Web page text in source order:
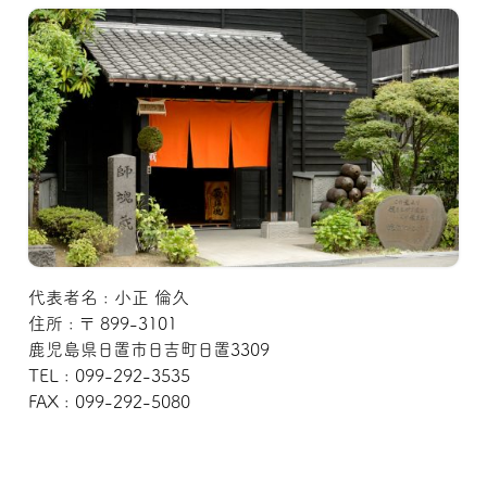
代表者名 : 小正 倫久
住所 : 〒 899-3101
鹿児島県日置市日吉町日置3309
TEL : 099-292-3535
FAX : 099-292-5080